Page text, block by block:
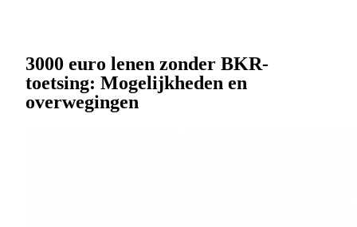
3000 euro lenen zonder BKR-
toetsing: Mogelijkheden en
overwegingen